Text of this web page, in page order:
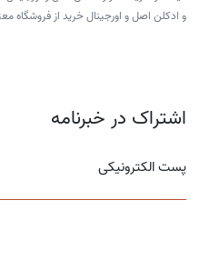
و ادکلن اصل و اورجینال خرید از فروشگاه
اشتراک در خبرنامه
پست الکترونیکی